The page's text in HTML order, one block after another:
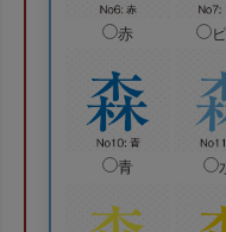
赤
青